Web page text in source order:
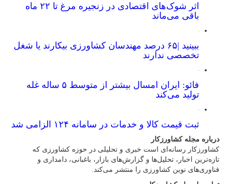
اثر شوک‌های اقتصادی در زنجیره مرغ تا ۲۲ ماه
باقی می‌ماند
ببینید |۶۵ درصد مهندسان کشاورزی بیکارند یا شغل
تخصصی ندارند
فائو: ایران امسال بیشتر از متوسط ۵ ساله غله
تولید می‌کند
ثبت قیمت کالا و خدمات در سامانه ۱۲۴ الزامی شد
درباره مجله کشاورزکار
کشاورزکار رسانه‌ای است خبری و تحلیلی در حوزه کشاورزی که
تازه‌ترین اخبار، تحلیل‌ها و گزارش‌های بازار، باغبانی، دامداری و
فناوری‌های نوین کشاورزی را منتشر می‌کند.